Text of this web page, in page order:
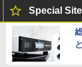
Special Site